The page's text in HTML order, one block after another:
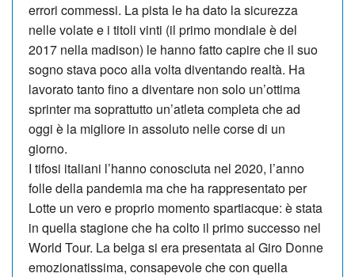
errori commessi. La pista le ha dato la sicurezza
nelle volate e i titoli vinti (il primo mondiale è del
2017 nella madison) le hanno fatto capire che il suo
sogno stava poco alla volta diventando realtà. Ha
lavorato tanto fino a diventare non solo un’ottima
sprinter ma soprattutto un’atleta completa che ad
oggi è la migliore in assoluto nelle corse di un
giorno.
I tifosi italiani l’hanno conosciuta nel 2020, l’anno
folle della pandemia ma che ha rappresentato per
Lotte un vero e proprio momento spartiacque: è stata
in quella stagione che ha colto il primo successo nel
World Tour. La belga si era presentata al Giro Donne
emozionatissima, consapevole che con quella